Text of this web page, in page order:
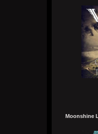
делать, тем
по работе.
авто
странам снг,
Заработаю,
играть на
не то. Буду
всем пизды
свои
литрами за
Moonshine